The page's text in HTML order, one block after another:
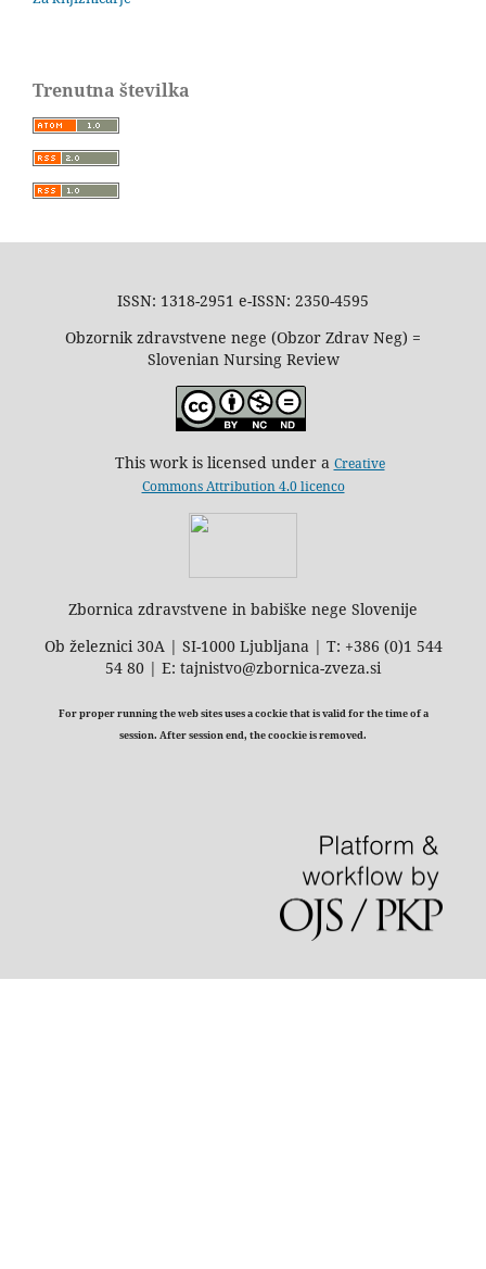
Trenutna številka
ISSN: 1318-2951 e-ISSN: 2350-4595
Obzornik zdravstvene nege (Obzor Zdrav Neg) =
Slovenian Nursing Review
This work is licensed under a Creative
Commons Attribution 4.0 licenco
Zbornica zdravstvene in babiške nege Slovenije
Ob železnici 30A | SI-1000 Ljubljana | T: +386 (0)1 544
54 80 | E: tajnistvo@zbornica-zveza.si
For proper running the web sites uses a cockie that is valid for the time of a
session. After session end, the coockie is removed.